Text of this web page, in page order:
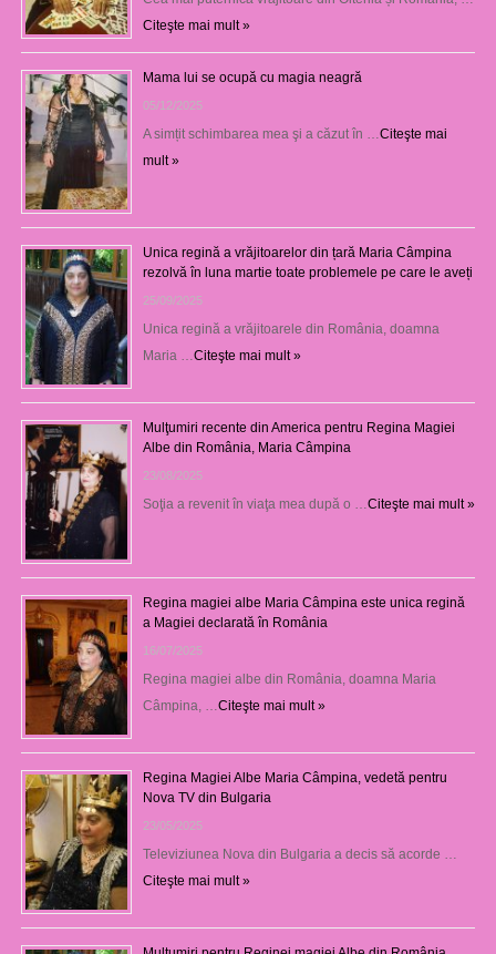
Citeşte mai mult »
Mama lui se ocupă cu magia neagră
05/12/2025
A simțit schimbarea mea şi a căzut în … Citeşte mai
mult »
Unica regină a vrăjitoarelor din țară Maria Câmpina
rezolvă în luna martie toate problemele pe care le aveți
25/09/2025
Unica regină a vrăjitoarele din România, doamna
Maria … Citeşte mai mult »
Mulţumiri recente din America pentru Regina Magiei
Albe din România, Maria Câmpina
23/08/2025
Soţia a revenit în viaţa mea după o … Citeşte mai mult »
Regina magiei albe Maria Câmpina este unica regină
a Magiei declarată în România
16/07/2025
Regina magiei albe din România, doamna Maria
Câmpina, … Citeşte mai mult »
Regina Magiei Albe Maria Câmpina, vedetă pentru
Nova TV din Bulgaria
23/05/2025
Televiziunea Nova din Bulgaria a decis să acorde …
Citeşte mai mult »